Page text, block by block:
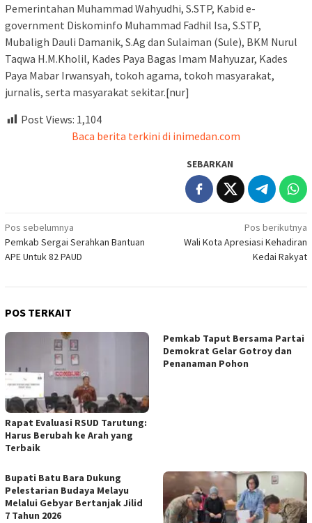
Pemerintahan Muhammad Wahyudhi, S.STP, Kabid e-
government Diskominfo Muhammad Fadhil Isa, S.STP,
Mubaligh Dauli Damanik, S.Ag dan Sulaiman (Sule), BKM Nurul
Taqwa H.M.Kholil, Kades Paya Bagas Imam Mahyuzar, Kades
Paya Mabar Irwansyah, tokoh agama, tokoh masyarakat,
jurnalis, serta masyarakat sekitar.[nur]
Post Views: 1,104
Baca berita terkini di inimedan.com
SEBARKAN
Navigasi
pos
Pos sebelumnya
Pemkab Sergai Serahkan Bantuan
APE Untuk 82 PAUD
Pos berikutnya
Wali Kota Apresiasi Kehadiran
Kedai Rakyat
POS TERKAIT
Rapat Evaluasi RSUD Tarutung:
Harus Berubah ke Arah yang
Terbaik
Pemkab Taput Bersama Partai
Demokrat Gelar Gotroy dan
Penanaman Pohon
Bupati Batu Bara Dukung
Pelestarian Budaya Melayu
Melalui Gebyar Bertanjak Jilid
7 Tahun 2026